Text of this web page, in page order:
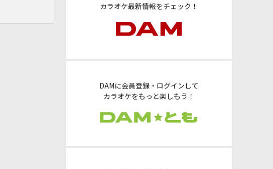
カラオケ最新情報をチェック！
DAMに会員登録・ログインして
カラオケをもっと楽しもう！